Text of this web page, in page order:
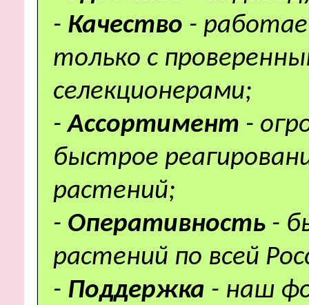
- Качество -
только с
селекционерами;
-Ассортимент -
быстрое
растений;
- Оперативность -
растений по всей
- Поддержка - наш